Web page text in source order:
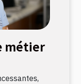
métier